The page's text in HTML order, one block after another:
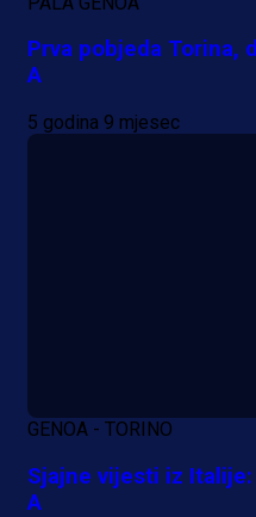
Kakva
dva gola za
Prva pobjeda Torina,
A
5 godina 9 mjesec
GENOA - TORINO
Sjajne vijesti iz
A